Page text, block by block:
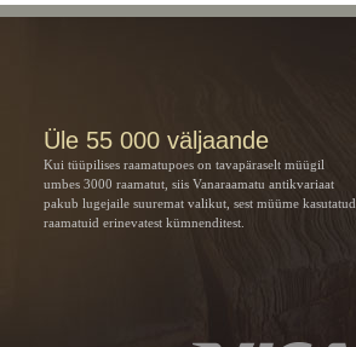
Üle 55 000 väljaande
Kui tüüpilises raamatupoes on tavapäraselt müügil
umbes 3000 raamatut, siis Vanaraamatu antikvariaat
pakub lugejaile suuremat valikut, sest müüme kasutatud
raamatuid erinevatest kümnenditest.